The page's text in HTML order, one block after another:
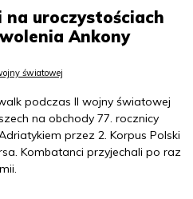
uroczystościach
Ankony
światowej
podczas II wojny światowej
na obchody 77. rocznicy
przez 2. Korpus Polski
Kombatanci przyjechali po raz